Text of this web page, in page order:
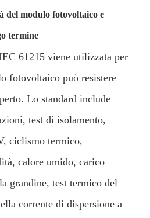
del modulo fotovoltaico e
termine
61215 viene utilizzata per
fotovoltaico può resistere
Lo standard include
test di isolamento,
ciclismo termico,
calore umido, carico
grandine, test termico del
corrente di dispersione a